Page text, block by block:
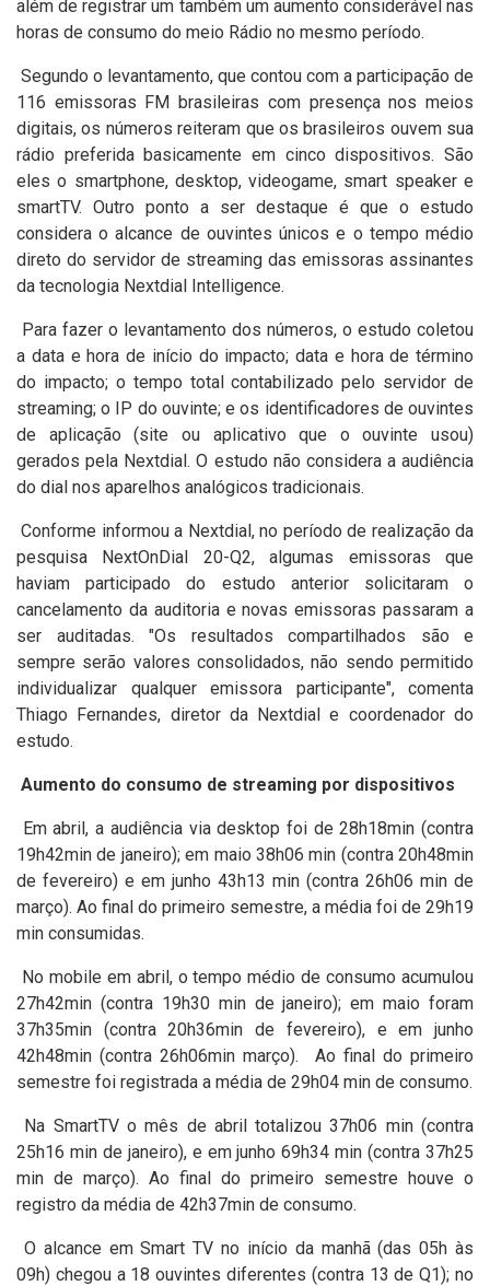
além de registrar um também um aumento considerável nas
horas de consumo do meio Rádio no mesmo período.
Segundo o levantamento, que contou com a participação de
116 emissoras FM brasileiras com presença nos meios
digitais, os números reiteram que os brasileiros ouvem sua
rádio preferida basicamente em cinco dispositivos. São
eles o smartphone, desktop, videogame, smart speaker e
smartTV. Outro ponto a ser destaque é que o estudo
considera o alcance de ouvintes únicos e o tempo médio
direto do servidor de streaming das emissoras assinantes
da tecnologia Nextdial Intelligence.
Para fazer o levantamento dos números, o estudo coletou
a data e hora de início do impacto; data e hora de término
do impacto; o tempo total contabilizado pelo servidor de
streaming; o IP do ouvinte; e os identificadores de ouvintes
de aplicação (site ou aplicativo que o ouvinte usou)
gerados pela Nextdial. O estudo não considera a audiência
do dial nos aparelhos analógicos tradicionais.
Conforme informou a Nextdial, no período de realização da
pesquisa NextOnDial 20-Q2, algumas emissoras que
haviam participado do estudo anterior solicitaram o
cancelamento da auditoria e novas emissoras passaram a
ser auditadas. "Os resultados compartilhados são e
sempre serão valores consolidados, não sendo permitido
individualizar qualquer emissora participante", comenta
Thiago Fernandes, diretor da Nextdial e coordenador do
estudo.
Aumento do consumo de streaming por dispositivos
Em abril, a audiência via desktop foi de 28h18min (contra
19h42min de janeiro); em maio 38h06 min (contra 20h48min
de fevereiro) e em junho 43h13 min (contra 26h06 min de
março). Ao final do primeiro semestre, a média foi de 29h19
min consumidas.
No mobile em abril, o tempo médio de consumo acumulou
27h42min (contra 19h30 min de janeiro); em maio foram
37h35min (contra 20h36min de fevereiro), e em junho
42h48min (contra 26h06min março). Ao final do primeiro
semestre foi registrada a média de 29h04 min de consumo.
Na SmartTV o mês de abril totalizou 37h06 min (contra
25h16 min de janeiro), e em junho 69h34 min (contra 37h25
min de março). Ao final do primeiro semestre houve o
registro da média de 42h37min de consumo.
O alcance em Smart TV no início da manhã (das 05h às
09h) chegou a 18 ouvintes diferentes (contra 13 de Q1); no